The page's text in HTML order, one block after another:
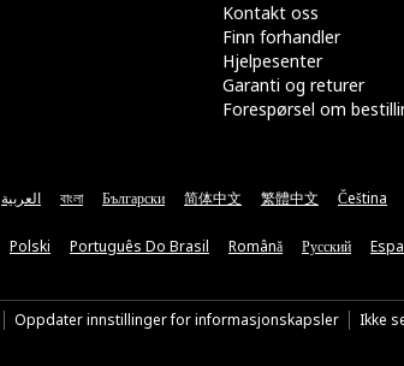
Kontakt oss
Finn forhandler
Hjelpesenter
Garanti og returer
Forespørsel om
العربية বাংলা Български 简体中文 繁體中文 Čeština
Polski Português Do Brasil Română Русский
Oppdater innstillinger for informasjonskapsler Ikke